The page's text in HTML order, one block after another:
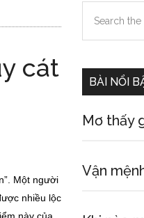
cát
Một người
nhiều lộc
the
BÀI NỔI
Mơ thấy
Vận